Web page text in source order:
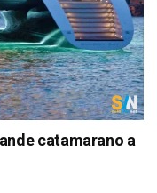
catamarano a